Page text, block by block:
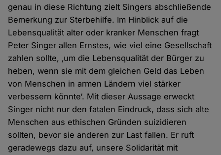
genau in diese Richtung zielt Singers abschließende
Bemerkung zur Sterbehilfe. Im Hinblick auf die
Lebensqualität alter oder kranker Menschen fragt
Peter Singer allen Ernstes, wie viel eine Gesellschaft
zahlen sollte, ‚um die Lebensqualität der Bürger zu
heben, wenn sie mit dem gleichen Geld das Leben
von Menschen in armen Ländern viel stärker
verbessern könnte‘. Mit dieser Aussage erweckt
Singer nicht nur den fatalen Eindruck, dass sich alte
Menschen aus ethischen Gründen suizidieren
sollten, bevor sie anderen zur Last fallen. Er ruft
geradewegs dazu auf, unsere Solidarität mit